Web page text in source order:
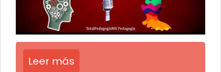
Leer más